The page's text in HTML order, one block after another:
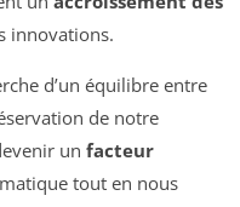
innovations.
d’un équilibre entre
de notre
un facteur
tout en nous